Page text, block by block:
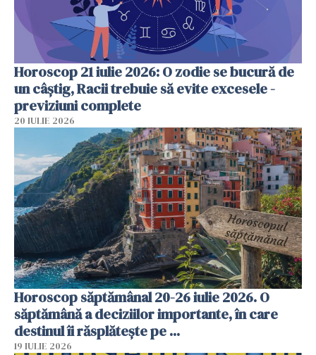
Horoscop 21 iulie 2026: O zodie se bucură de
un câștig, Racii trebuie să evite excesele -
previziuni complete
20 IULIE 2026
Horoscop săptămânal 20-26 iulie 2026. O
săptămână a deciziilor importante, în care
destinul îi răsplătește pe ...
19 IULIE 2026